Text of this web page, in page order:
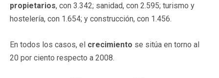
propietarios, con 3.342; sanidad, con 2.595; turismo y
hostelería, con 1.654; y construcción, con 1.456.
En todos los casos, el crecimiento se sitúa en torno al
20 por ciento respecto a 2008.